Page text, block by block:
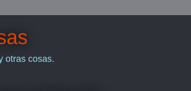
otras cosas.